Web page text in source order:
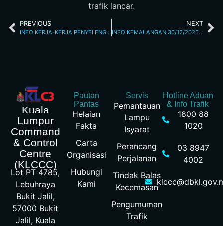
trafik lancar.
PREVIOUS
INFO KERJA-KERJA PENYELENGGARAAN 30/12/2025 12.46 AM
NEXT
INFO KEMALANGAN 30/12/2025 8.46 AM
Kuala
Lumpur
Command
& Control
Centre
(KLCCC)
Lot PT 4785,
Lebuhraya
Bukit Jalil,
57000 Bukit
Jalil, Kuala
Pautan
Pantas
Helaian
Fakta
Carta
Organisasi
Hubungi
Kami
Servis
Pemantauan
Lampu
Isyarat
Perancang
Perjalanan
Tindak Balas
Kecemasan
Pengumuman
Trafik
Hotline Aduan
& Info Trafik
1800 88
1020
03 8947
4002